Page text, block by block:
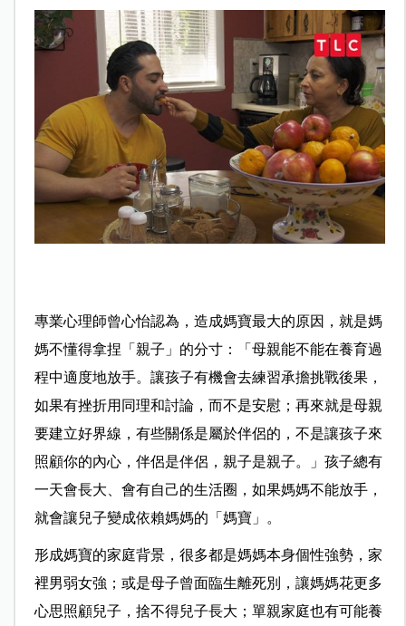
專業心理師曾心怡認為，造成媽寶最大的原因，就是媽
媽不懂得拿捏「親子」的分寸：「母親能不能在養育過
程中適度地放手。讓孩子有機會去練習承擔挑戰後果，
如果有挫折用同理和討論，而不是安慰；再來就是母親
要建立好界線，有些關係是屬於伴侶的，不是讓孩子來
照顧你的內心，伴侶是伴侶，親子是親子。」孩子總有
一天會長大、會有自己的生活圈，如果媽媽不能放手，
就會讓兒子變成依賴媽媽的「媽寶」。
形成媽寶的家庭背景，很多都是媽媽本身個性強勢，家
裡男弱女強；或是母子曾面臨生離死別，讓媽媽花更多
心思照顧兒子，捨不得兒子長大；單親家庭也有可能養